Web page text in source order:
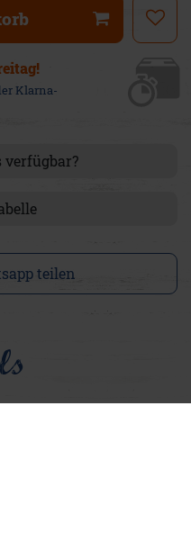
Klarna-
verfügbar?
teilen